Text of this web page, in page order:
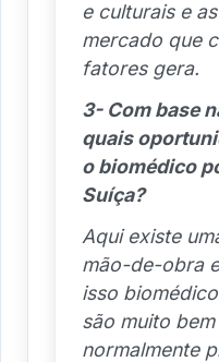
e culturais e
mercado que
fatores gera.
3- Com base
quais
o biomédico
Suíça?
Aqui existe
mão-de-obra
isso
são muito
normalmente